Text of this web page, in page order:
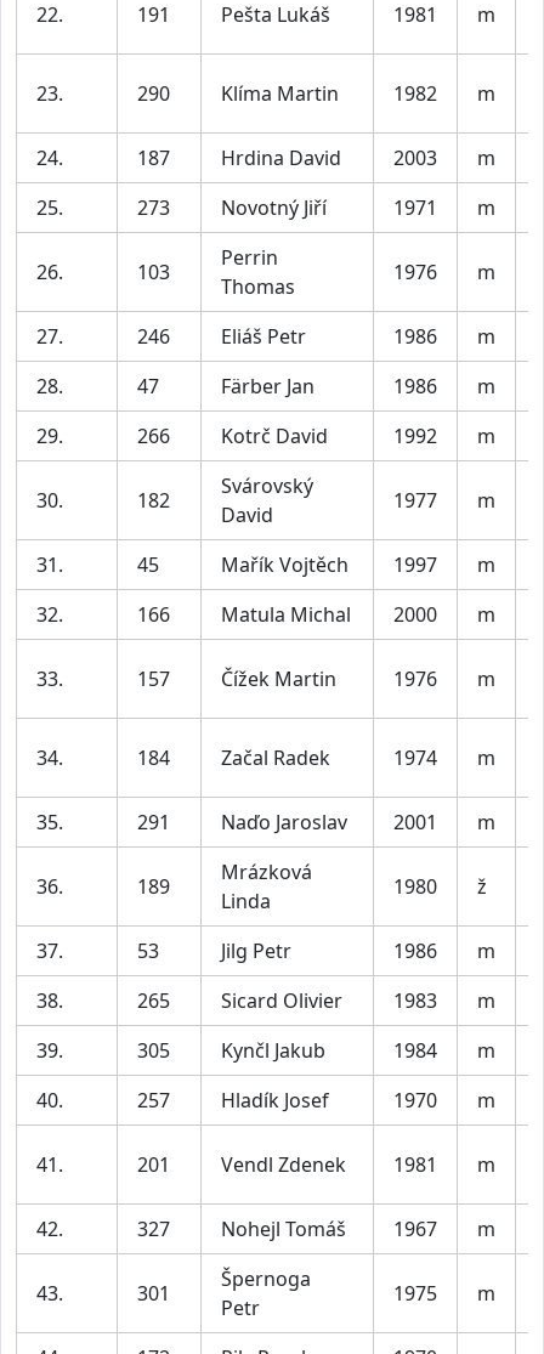
22. 191 Pešta Lukáš 1981 m
23. 290 Klíma Martin 1982 m
24.
187 Hrdina David 2003 m
25.
273 Novotný Jiří 1971 m
26. 103
Perrin
Thomas
1976 m
27.
246 Eliáš Petr 1986 m
28.
47 Färber Jan 1986 m
29.
266 Kotrč David 1992 m
30. 182
Svárovský
David
1977 m
31.
45 Mařík Vojtěch 1997 m
32.
166 Matula Michal 2000 m
33. 157 Čížek Martin 1976 m
34. 184 Začal Radek 1974 m
35.
291 Naďo Jaroslav 2001 m
36. 189
Mrázková
Linda
1980 ž
37.
53 Jilg Petr 1986 m
38.
265 Sicard Olivier 1983 m
39.
305 Kynčl Jakub 1984 m
40.
257 Hladík Josef 1970 m
41. 201 Vendl Zdenek 1981 m
42.
327 Nohejl Tomáš 1967 m
43. 301
Špernoga
Petr
1975 m